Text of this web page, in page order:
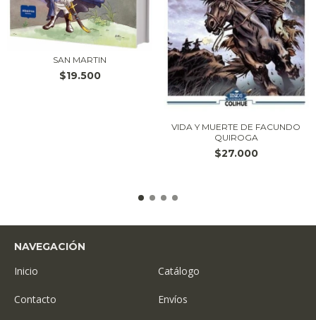
SAN MARTIN
$19.500
VIDA Y MUERTE DE FACUNDO
QUIROGA
$27.000
NAVEGACIÓN
Inicio Catálogo
Contacto Envíos